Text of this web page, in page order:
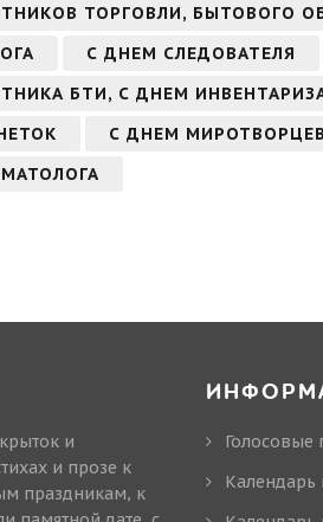
ТОРГОВЛИ, БЫТОВОГО
С ДНЕМ СЛЕДОВАТЕЛЯ
БТИ, С ДНЕМ
С ДНЕМ
и
и прозе к
праздникам, к
Голосовые
Календарь